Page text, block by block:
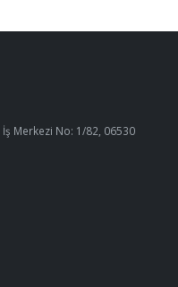
İş Merkezi No: 1/82, 06530